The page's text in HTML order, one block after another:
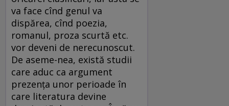
va face cînd genul va
dispărea, cînd poezia,
romanul, proza scurtă etc.
vor deveni de nerecunoscut.
De aseme-nea, există studii
care aduc ca argument
prezenţa unor perioade în
care literatura devine